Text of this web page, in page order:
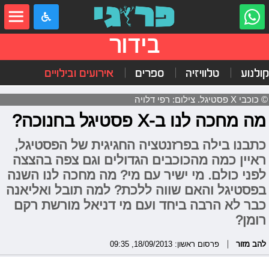
בידור
קולנוע טלוויזיה ספרים אירועים ובילויים
© כוכבי X פסטיגל. צילום: רפי דלויה
מה מחכה לנו ב-X פסטיגל בחנוכה?
כתבנו בילה בפרזנטציה החגיגית של הפסטיגל,
ראיין כמה מהכוכבים הגדולים וגם צפה בהצצה
לפני כולם. מי ישיר עם מי? מה מחכה לנו השנה
בפסטיגל והאם שווה ללכת? למה תובל ואליאנה
כבר לא הרבה ביחד ועם מי דניאל מורשת רקם
רומן?
להב מזור פרסום ראשון: 18/09/2013, 09:35